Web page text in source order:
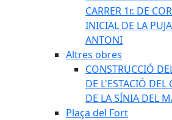
CARRER 1r. DE
INICIAL DE LA
ANTONI
Altres obres
CONSTRUCCIÓ
DE L'ESTACIÓ DEL
DE LA SÍNIA DEL
Plaça del Fort